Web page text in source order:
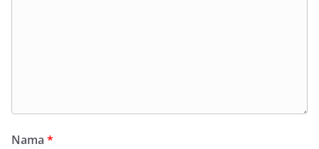
Nama *